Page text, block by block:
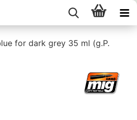
for dark grey 35 ml (g.P.